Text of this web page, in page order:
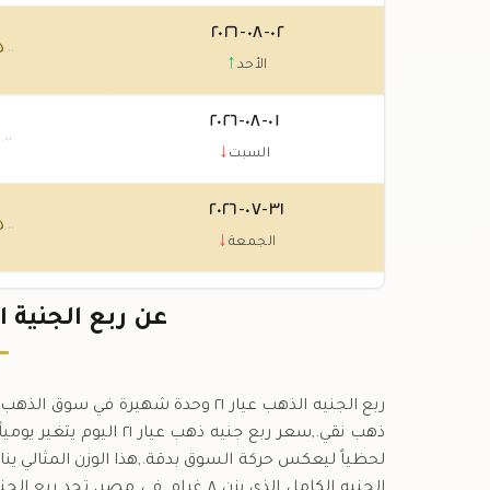
٠٢-٠٨-٢٠٢٦
الأحد ↑
.٠٠
٠١-٠٨-٢٠٢٦
السبت ↓
.٠٠
٣١-٠٧-٢٠٢٦
الجمعة ↓
.٠٠
.٠٠ عن ربع الجنية
ذهب نقي.,سعر ربع جنيه
لحظياً ليعكس حركة السوق بدقة.,هذا الوزن المثالي